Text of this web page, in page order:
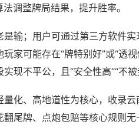
调整牌局结果，提升胜率。
输；用户可通过第三方软件实
家可能存在“牌特别好”或“透
现不平公，且“安全性高”“不被
量化、高地道性为核心，收录
翻尾牌、点炮包赔等核心规则